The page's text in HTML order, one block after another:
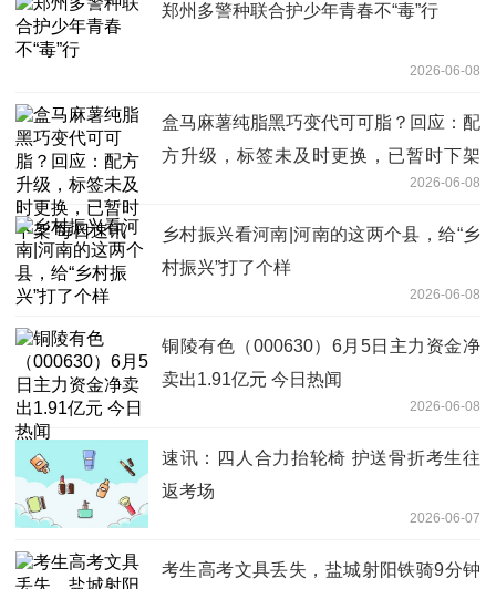
郑州多警种联合护少年青春不“毒”行
2026-06-08
盒马麻薯纯脂黑巧变代可可脂？回应：配
方升级，标签未及时更换，已暂时下架
2026-06-08
乡村振兴看河南|河南的这两个县，给“乡
村振兴”打了个样
2026-06-08
铜陵有色（000630）6月5日主力资金净
卖出1.91亿元 今日热闻
2026-06-08
速讯：四人合力抬轮椅 护送骨折考生往
返考场
2026-06-07
考生高考文具丢失，盐城射阳铁骑9分钟